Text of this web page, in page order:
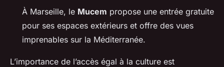
À Marseille, le Mucem propose une entrée gratuite
pour ses espaces extérieurs et offre des vues
imprenables sur la Méditerranée.
L’importance de l’accès égal à la culture est